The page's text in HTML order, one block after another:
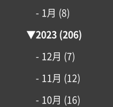
- 1月 (8)
▼2023(206)
- 12月 (7)
- 11月 (12)
- 10月 (16)